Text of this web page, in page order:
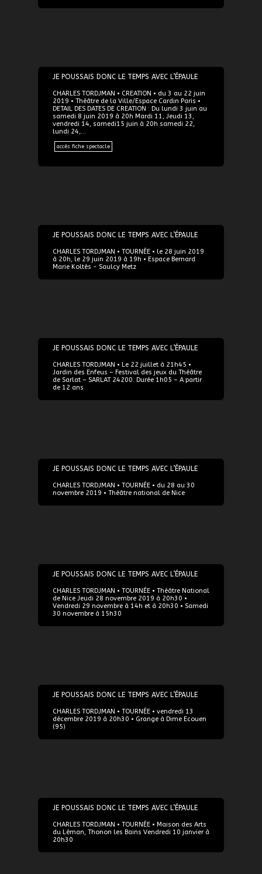
03/06/2019
JE POUSSAIS DONC LE TEMPS AVEC L’ÉPAULE
CHARLES TORDJMAN • CREATION • du 3 au 22 juin
2019 • Théâtre de la Ville/Espace Cardin Paris •
DETAIL DES DATES DE CREATION : Du lundi 3 juin au
samedi 8 juin 2019 à 20h Mardi 11, Jeudi 13,
vendredi 14, samedi15 juin à 20h samedi 22,
lundi 24,…
accès fiche spectacle
28/06/2019
JE POUSSAIS DONC LE TEMPS AVEC L’ÉPAULE
CHARLES TORDJMAN • TOURNÉE • le 28 juin 2019
à 20h, le 29 juin 2019 à 19h • Espace Bernard
Marie Koltès - Saulcy Metz
22/07/2019
JE POUSSAIS DONC LE TEMPS AVEC L’ÉPAULE
CHARLES TORDJMAN • Le 22 juillet à 21h45 •
Jardin des Enfeus – Festival des jeux du Théâtre
de Sarlat – SARLAT 24200. Durée 1h05 – A partir
de 12 ans
28/11/2019
JE POUSSAIS DONC LE TEMPS AVEC L’ÉPAULE
CHARLES TORDJMAN • TOURNÉE • du 28 au 30
novembre 2019 • Théâtre national de Nice
30/11/2019
JE POUSSAIS DONC LE TEMPS AVEC L’ÉPAULE
CHARLES TORDJMAN • TOURNÉE • Théâtre National
de Nice Jeudi 28 novembre 2019 à 20h30 •
Vendredi 29 novembre à 14h et à 20h30 • Samedi
30 novembre à 15h30
13/12/2019
JE POUSSAIS DONC LE TEMPS AVEC L’ÉPAULE
CHARLES TORDJMAN • TOURNÉE • vendredi 13
décembre 2019 à 20h30 • Grange à Dime Ecouen
(95)
10/01/2020
JE POUSSAIS DONC LE TEMPS AVEC L’ÉPAULE
CHARLES TORDJMAN • TOURNÉE • Maison des Arts
du Léman, Thonon les Bains Vendredi 10 janvier à
20h30